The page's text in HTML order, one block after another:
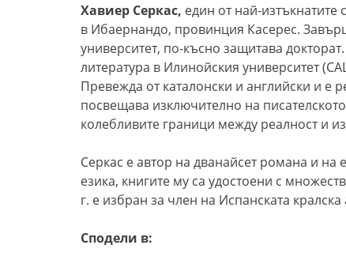
Хавиер Серкас, eдин от най-
в Ибаернандо, провинция Касерес.
университет, по-късно защитава
литература в Илинойския университет
Превежда от каталонски и английски и е
посвещава изключително на
колебливите граници между реалност и
Серкас е автор на дванайсет романа и
езика, книгите му са удостоени с
г. е избран за член на Испанската
Сподели в: